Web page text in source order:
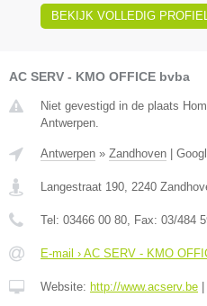
BEKIJK VOLLEDIG
AC SERV - KMO OFFICE bvba
Niet gevestigd in de plaats
Antwerpen.
Antwerpen » Zandhoven
Langestraat 190, 2240
Tel: 03466 00 80, Fax: 03/484
E-mail › AC SERV - KMO
Website: http://www.acserv.be